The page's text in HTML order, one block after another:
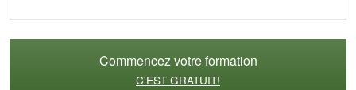
Commencez votre formation
C'EST GRATUIT!